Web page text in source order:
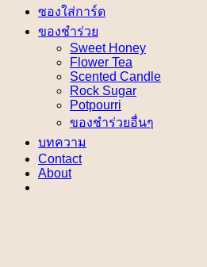
ซองใส่การ์ด
ของชำร่วย
Sweet Honey
Flower Tea
Scented Candle
Rock Sugar
Potpourri
ของชำร่วยอื่นๆ
บทความ
Contact
About